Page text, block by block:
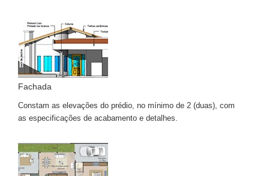
Fachada
Constam as elevações do prédio, no mínimo de 2 (duas), com
as especificações de acabamento e detalhes.